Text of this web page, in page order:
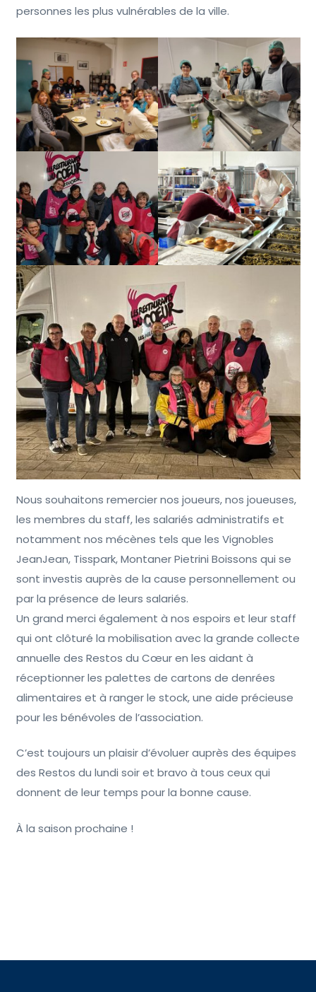
personnes les plus vulnérables de la ville.
Nous souhaitons remercier nos joueurs, nos joueuses,
les membres du staff, les salariés administratifs et
notamment nos mécènes tels que les Vignobles
JeanJean, Tisspark, Montaner Pietrini Boissons qui se
sont investis auprès de la cause personnellement ou
par la présence de leurs salariés.
Un grand merci également à nos espoirs et leur staff
qui ont clôturé la mobilisation avec la grande collecte
annuelle des Restos du Cœur en les aidant à
réceptionner les palettes de cartons de denrées
alimentaires et à ranger le stock, une aide précieuse
pour les bénévoles de l’association.
C’est toujours un plaisir d’évoluer auprès des équipes
des Restos du lundi soir et bravo à tous ceux qui
donnent de leur temps pour la bonne cause.
À la saison prochaine !